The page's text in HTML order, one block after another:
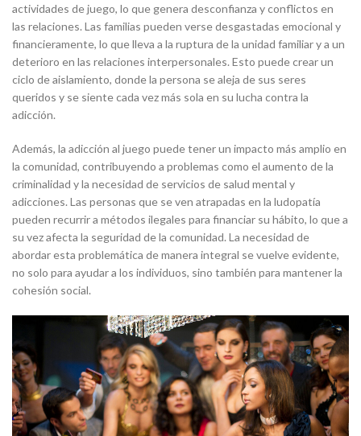
actividades de juego, lo que genera desconfianza y conflictos en
las relaciones. Las familias pueden verse desgastadas emocional y
financieramente, lo que lleva a la ruptura de la unidad familiar y a un
deterioro en las relaciones interpersonales. Esto puede crear un
ciclo de aislamiento, donde la persona se aleja de sus seres
queridos y se siente cada vez más sola en su lucha contra la
adicción.
Además, la adicción al juego puede tener un impacto más amplio en
la comunidad, contribuyendo a problemas como el aumento de la
criminalidad y la necesidad de servicios de salud mental y
adicciones. Las personas que se ven atrapadas en la ludopatía
pueden recurrir a métodos ilegales para financiar su hábito, lo que a
su vez afecta la seguridad de la comunidad. La necesidad de
abordar esta problemática de manera integral se vuelve evidente,
no solo para ayudar a los individuos, sino también para mantener la
cohesión social.